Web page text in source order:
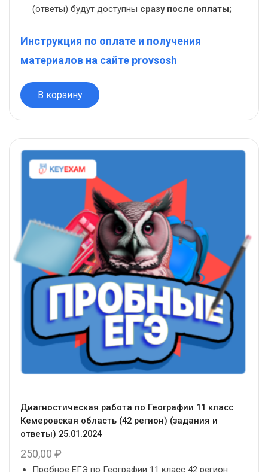
(ответы) будут доступны сразу после оплаты;
Инструкция по оплате и получения
материалов на сайте provsosh
В корзину
Диагностическая работа по Географии 11 класс
Кемеровская область (42 регион) (задания и
ответы) 25.01.2024
250,00 ₽
Пробное ЕГЭ по Географии 11 класс 42 регион